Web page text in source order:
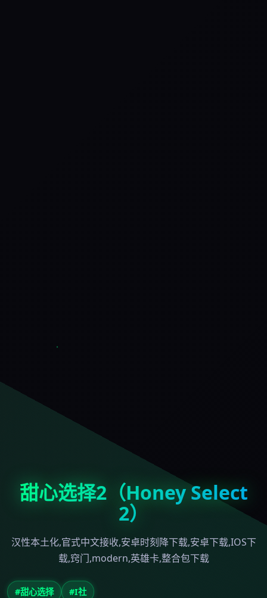
甜心选择2（Honey Select
2）
汉性本土化,官式中文接收,安卓时刻降下载,安卓下载,IOS下
载,窍门,modern,英雄卡,整合包下载
#甜心选择 #I社